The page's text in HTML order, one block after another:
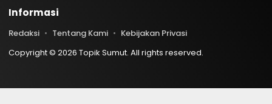
Informasi
Redaksi Tentang Kami
Kebijakan Privasi
Copyright © 2026 Topik Sumut. All rights reserved.